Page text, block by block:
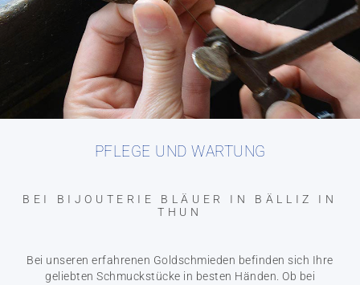
PFLEGE UND WARTUNG
BEI BIJOUTERIE BLÄUER IN BÄLLIZ IN
THUN
Bei unseren erfahrenen Goldschmieden befinden sich Ihre
geliebten Schmuckstücke in besten Händen. Ob bei